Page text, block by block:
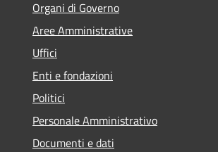
Organi di Governo
Aree Amministrative
Uffici
Enti e fondazioni
Politici
Personale Amministrativo
Documenti e dati